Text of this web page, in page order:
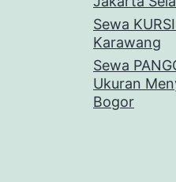
Sewa
Karawang
Sewa
Ukuran
Bogor